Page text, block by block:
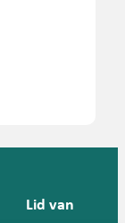
Lid van